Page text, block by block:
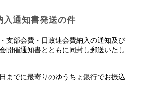
入通知書発送の件
支部会費・日政連会費納入の通知及び
開催通知書とともに同封し郵送いたし
までに最寄りのゆうちょ銀行でお振込